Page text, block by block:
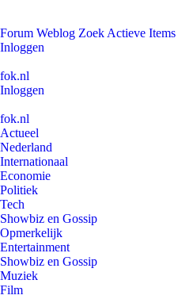
Forum Weblog Zoek Actieve Items
Inloggen
fok.nl
Inloggen
fok.nl
Actueel
Nederland
Internationaal
Economie
Politiek
Tech
Showbiz en Gossip
Opmerkelijk
Entertainment
Showbiz en Gossip
Muziek
Film